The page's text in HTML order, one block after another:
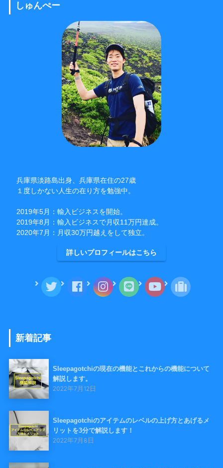
しゅんぺー
兵庫県淡路島出身、兵庫県在住の27歳
１度しかない人生の在り方を勉強中。
2019年5月：輸入ビジネスを開始。
2019年8月：輸入ビジネスで月収11万円達成。
2020年7月：月収30万円越えをして独立。
詳しいプロフィールはこちら
新着記事
Sleepagotchiの現在の機能とこれからの機能について
解説します。
2022年7月12日
Sleepagotchiのアイテムのレベルの上げ方とあげるメ
リットを3分で解説します！
2022年7月8日